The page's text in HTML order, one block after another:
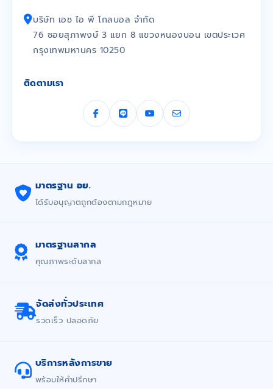
บริษัท เอช ไอ พี โกลบอล จำกัด
76 ซอยสุภาพงษ์ 3 แยก 8 แขวงหนองบอน เขตประเวศ
กรุงเทพมหานคร 10250
ติดตามเรา
มาตรฐาน อย.
ได้รับอนุญาตถูกต้องตามกฎหมาย
มาตรฐานสากล
คุณภาพระดับสากล
จัดส่งทั่วประเทศ
รวดเร็ว ปลอดภัย
บริการหลังการขาย
พร้อมให้คำปรึกษา